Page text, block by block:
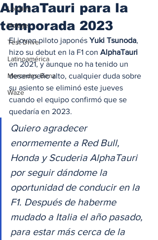
Locales
Voltaje
Test Drive
Latinoamérica
Mercedes Benz
Waze
AlphaTauri para la
temporada 2023
El joven piloto japonés Yuki Tsunoda,
hizo su debut en la F1 con AlphaTauri
en 2021, y aunque no ha tenido un
desempeño alto, cualquier duda sobre
su asiento se eliminó este jueves
cuando el equipo confirmó que se
quedaría en 2023.
Quiero agradecer
enormemente a Red Bull,
Honda y Scuderia AlphaTauri
por seguir dándome la
oportunidad de conducir en la
F1. Después de haberme
mudado a Italia el año pasado,
para estar más cerca de la